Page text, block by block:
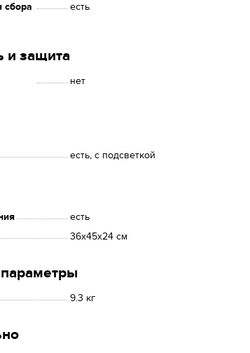
сбора
есть
и защита
нет
есть, с подсветкой
есть
36x45x24 см
9.3 кг